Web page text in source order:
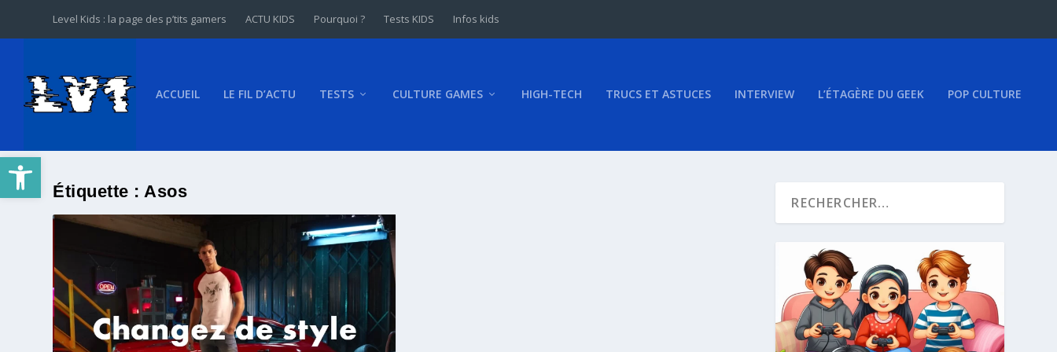
Ouvrir la barre d’outils
Level Kids : la page des p’tits gamers ACTU KIDS Pourquoi ? Tests KIDS Infos kids
ACCUEIL LE FIL D’ACTU TESTS CULTURE GAMES HIGH-TECH TRUCS ET ASTUCES INTERVIEW L’ÉTAGÈRE DU GEEK POP CULTURE
Étiquette :Asos